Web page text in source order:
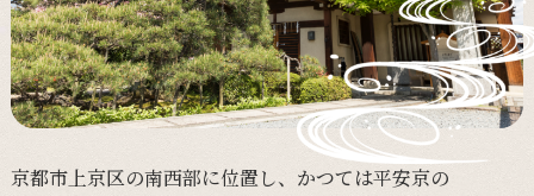
京都市上京区の南西部に位置し、 かつては平安京の